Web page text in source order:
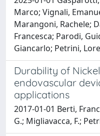
Marco; Vignali,
Marangoni, Rachele;
Francesca; Parodi,
Giancarlo; Petrini,
Durability of
endovascular
applications
2017-01-01 Berti,
G.; Migliavacca, F.;